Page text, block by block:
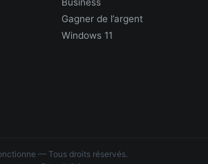
Gagner de l’argent
Windows 11
— Tous droits réservés.